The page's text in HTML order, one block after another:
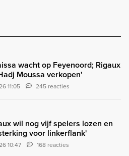
wacht op Feyenoord; Rigaux
Moussa verkopen'
11:05 245 reacties
wil nog vijf spelers lozen en
voor linkerflank'
10:47 168 reacties